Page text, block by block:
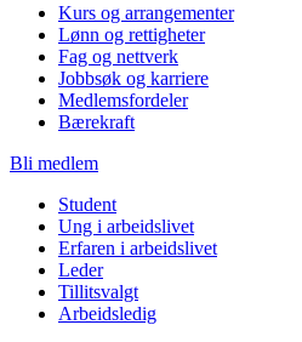
Kurs og arrangementer
Lønn og rettigheter
Fag og nettverk
Jobbsøk og karriere
Medlemsfordeler
Bærekraft
Bli medlem
Student
Ung i arbeidslivet
Erfaren i arbeidslivet
Leder
Tillitsvalgt
Arbeidsledig